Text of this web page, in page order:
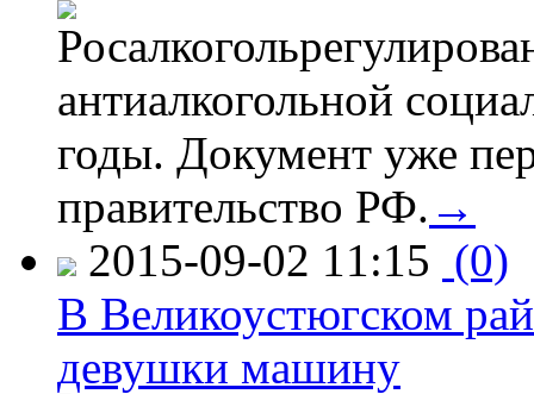
антиалкогольной
годы. Документ уже
правительство РФ. →
2015-09-02 11:15 (0)
В Великоустюгском
девушки машину